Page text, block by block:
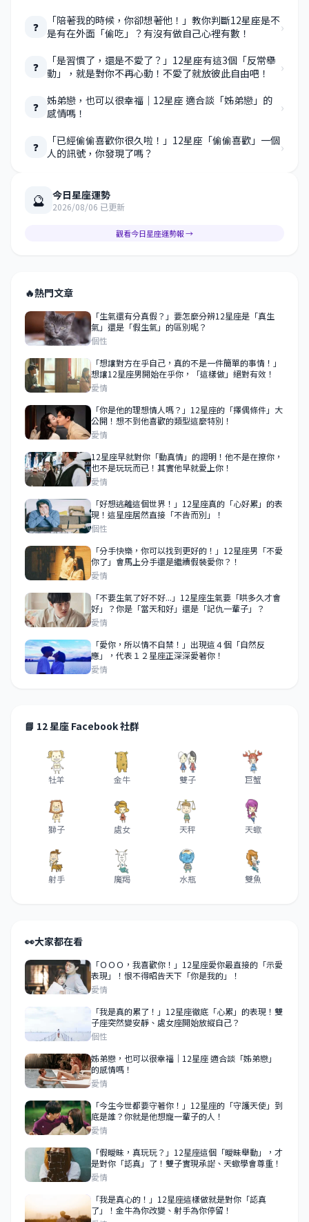
❓
「陪著我的時候，你卻想著他！」教你判斷12星座是不
是有在外面「偷吃」？有沒有做自己心裡有數！
›
❓
「是習慣了，還是不愛了？」12星座有這3個「反常舉
動」，就是對你不再心動！不愛了就放彼此自由吧！
›
❓ 姊弟戀，也可以很幸福｜12星座 適合談「姊弟戀」的
感情嗎！
›
❓
「已經偷偷喜歡你很久啦！」12星座「偷偷喜歡」一個
人的訊號，你發現了嗎？
›
🔮 今日星座運勢
2026/08/06 已更新
觀看今日星座運勢報 →
🔥熱門文章
「生氣還有分真假？」要怎麼分辨12星座是「真生
氣」還是「假生氣」的區別呢？
個性
「想讓對方在乎自己，真的不是一件簡單的事情！」
想讓12星座男開始在乎你，「這樣做」絕對有效！
愛情
「你是他的理想情人嗎？」12星座的「擇偶條件」大
公開！想不到他喜歡的類型這麼特別！
愛情
12星座早就對你「動真情」的證明！他不是在撩你，
也不是玩玩而已！其實他早就愛上你！
愛情
「好想逃離這個世界！」12星座真的「心好累」的表
現！這星座居然直接「不告而別」！
個性
「分手快樂，你可以找到更好的！」12星座男「不愛
你了」會馬上分手還是繼續假裝愛你？！
愛情
「不要生氣了好不好...」12星座生氣要「哄多久才會
好」？你是「當天和好」還是「記仇一輩子」？
愛情
「愛你，所以情不自禁！」出現這４個「自然反
應」，代表１２星座正深深愛著你！
愛情
📘 12 星座 Facebook 社群
牡羊 金牛 雙子 巨蟹
獅子 處女 天秤 天蠍
射手 魔羯 水瓶 雙魚
👀大家都在看
「ＯＯＯ，我喜歡你！」12星座愛你最直接的「示愛
表現」！恨不得昭告天下「你是我的」！
愛情
「我是真的累了！」12星座徹底「心累」的表現！雙
子座突然變安靜、處女座開始放縱自己？
個性
姊弟戀，也可以很幸福｜12星座 適合談「姊弟戀」
的感情嗎！
愛情
「今生今世都要守著你！」12星座的「守護天使」到
底是誰？你就是他想寵一輩子的人！
愛情
「假曖昧，真玩玩？」12星座這個「曖昧舉動」，才
是對你「認真」了！雙子實現承諾、天蠍學會尊重！
愛情
「我是真心的！」12星座這樣做就是對你「認真
了」！金牛為你改變、射手為你停留！